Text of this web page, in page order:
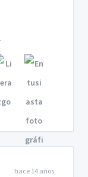
hace 14 años